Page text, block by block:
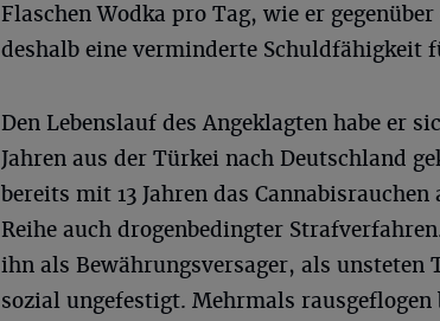
Flaschen Wodka pro Tag, wie er
deshalb eine verminderte Schuldfähigkeit
Den Lebenslauf des Angeklagten habe er
Jahren aus der Türkei nach Deutschland
bereits mit 13 Jahren das Cannabisrauchen
Reihe auch drogenbedingter
ihn als Bewährungsversager, als unsteten
sozial ungefestigt. Mehrmals